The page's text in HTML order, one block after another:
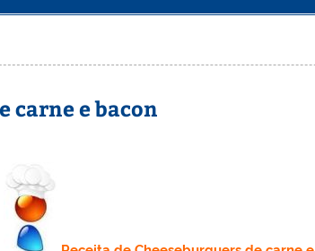
carne e bacon